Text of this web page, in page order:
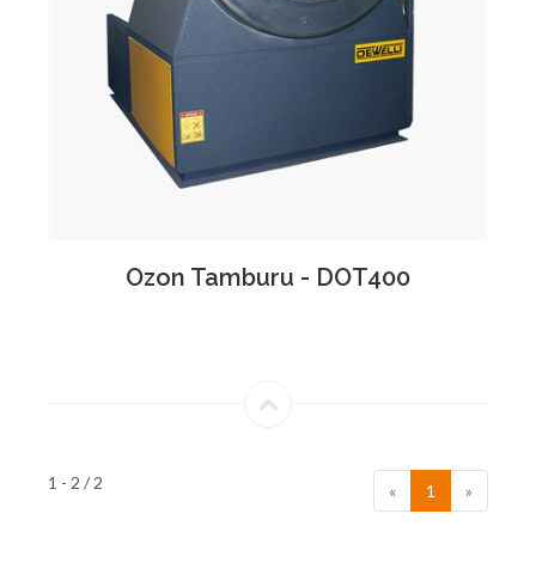
Detay Bakış
Ozon Tamburu - DOT400
1 - 2 / 2 « 1 »